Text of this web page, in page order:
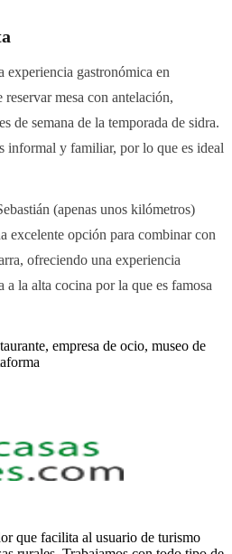
experiencia gastronómica en
mesa con antelación,
de semana de la temporada de sidra.
informal y familiar, por lo que es ideal
(apenas unos kilómetros)
excelente opción para combinar con
ofreciendo una experiencia
a la alta cocina por la que es famosa
empresa de ocio, museo de
que facilita al usuario de turismo